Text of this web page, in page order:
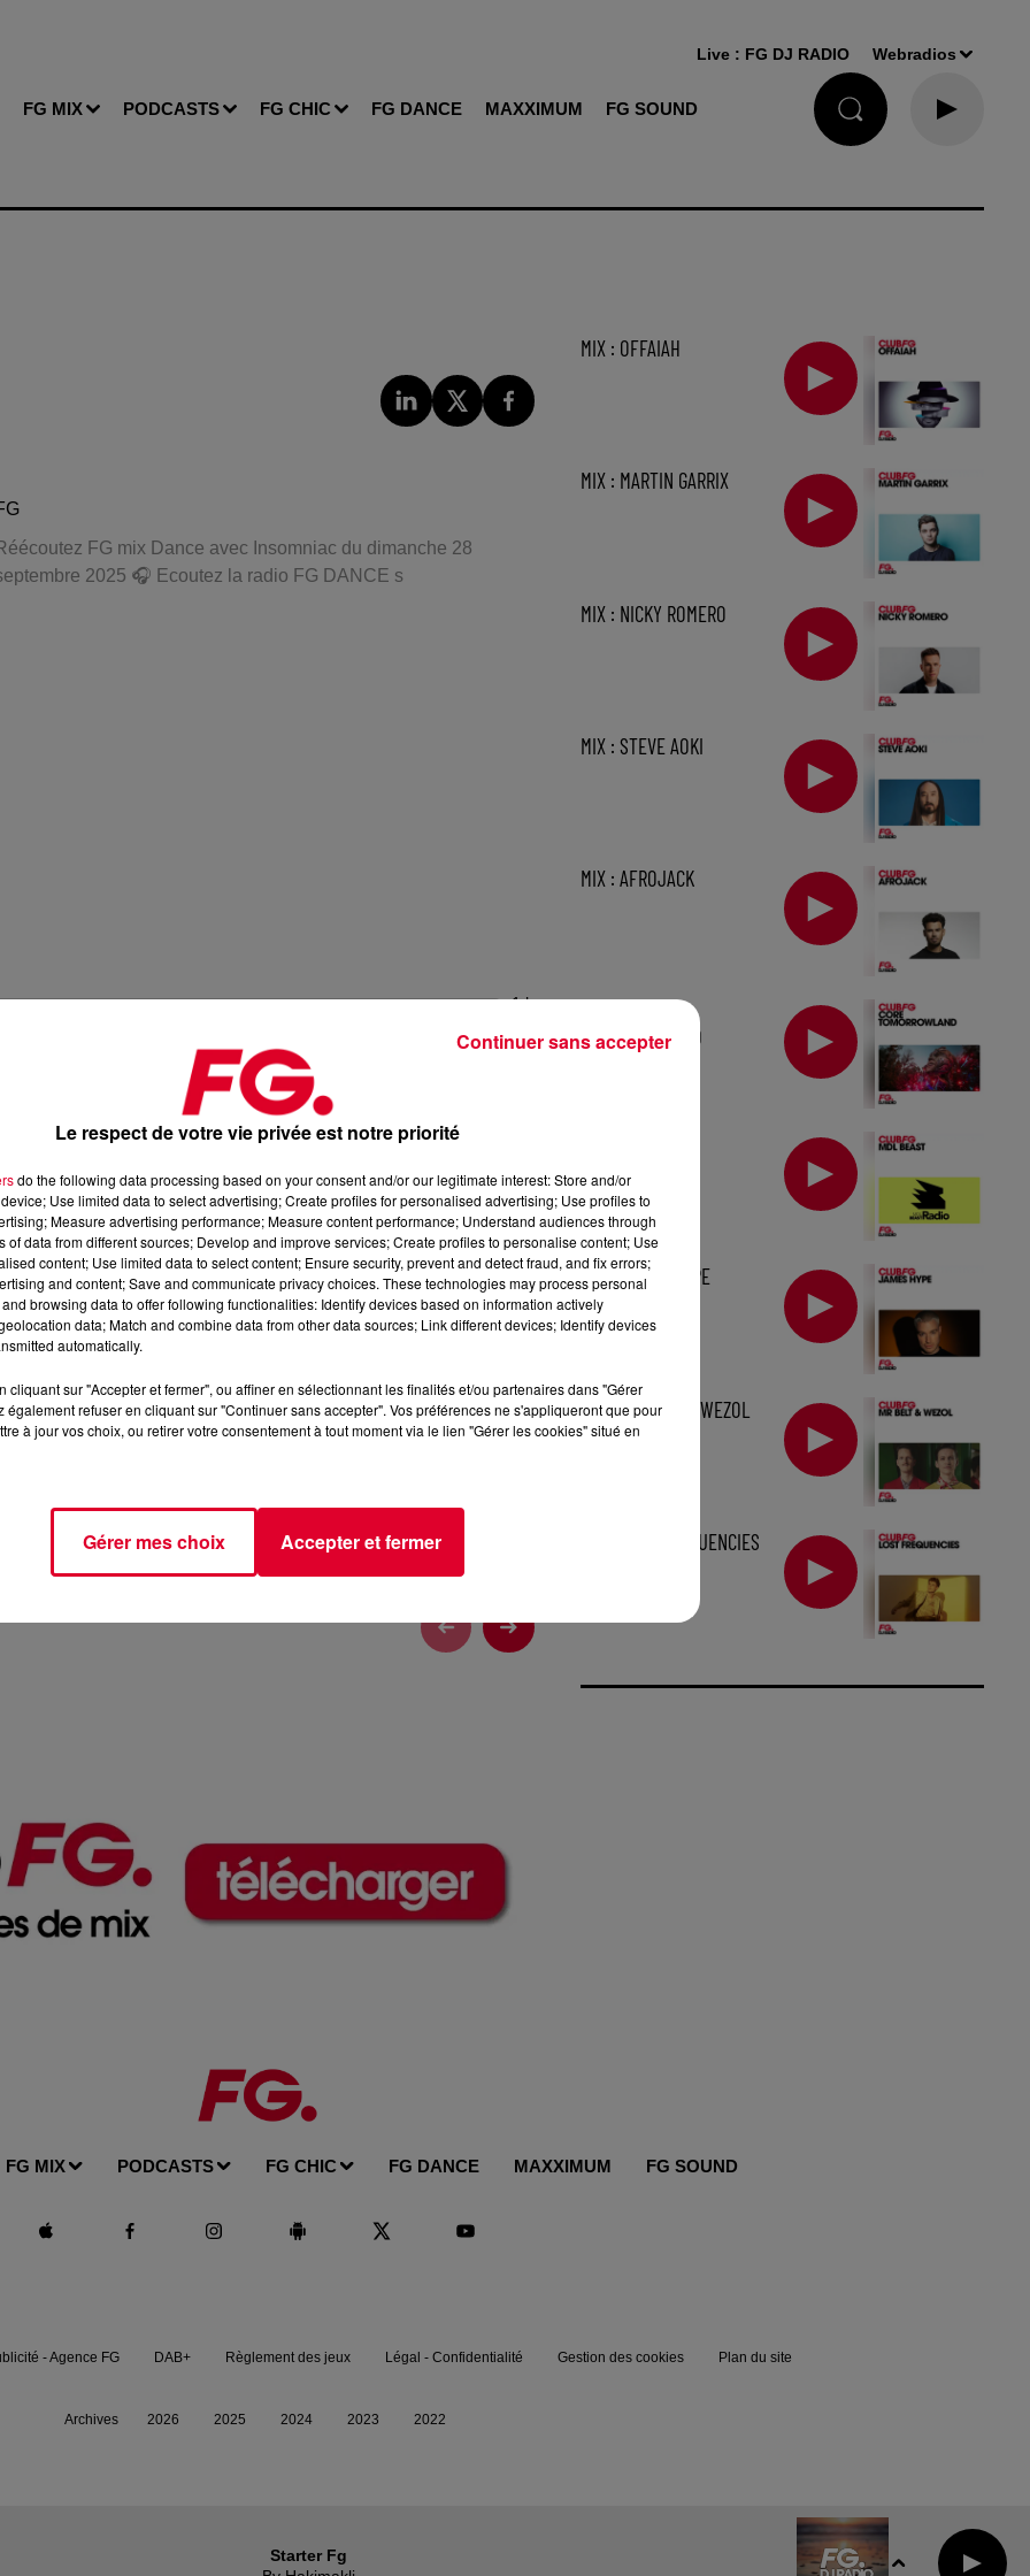
FG MIX PODCASTS FG CHIC FG DANCE MAXXIMUM FG SOUND
Live : FG DJ RADIO Webradios
FG mix Dance avec Insomniac du dimanche 28
2025 🎧 Ecoutez la radio FG DANCE s
1 h
septembre 2025
, 📱 et sur l’Application FG (IOShttps://urlz.fr/hhZxGoogle
rave et tech-house
MIX : OFFAIAH
MIX : MARTIN GARRIX
MIX : NICKY ROMERO
MIX : STEVE AOKI
MIX : AFROJACK
TOMORROWLAND
MIX : JAMES HYPE
MIX : MR BELT & WEZOL
MIX : LOST FREQUENCIES
FG MIX PODCASTS FG CHIC FG DANCE MAXXIMUM FG SOUND
Starter Fg
- Agence FG DAB+ Règlement des jeux Légal - Confidentialité Gestion des cookies Plan du site
Archives 2026 2025 2024 2023 2022
Le respect de votre vie privée est notre priorité
do the following data processing based on your consent and/or our legitimate interest: Store and/or
Use limited data to select advertising; Create profiles for personalised advertising; Use profiles to
Measure advertising performance; Measure content performance; Understand audiences through
of data from different sources; Develop and improve services; Create profiles to personalise content; Use
content; Use limited data to select content; Ensure security, prevent and detect fraud, and fix errors;
and content; Save and communicate privacy choices. These technologies may process personal
browsing data to offer following functionalities: Identify devices based on information actively
data; Match and combine data from other data sources; Link different devices; Identify devices
automatically.
cliquant sur "Accepter et fermer", ou affiner en sélectionnant les finalités et/ou partenaires dans "Gérer
également refuser en cliquant sur "Continuer sans accepter". Vos préférences ne s'appliqueront que pour
à jour vos choix, ou retirer votre consentement à tout moment via le lien "Gérer les cookies" situé en
Gérer mes choix Accepter et fermer
Continuer sans accepter